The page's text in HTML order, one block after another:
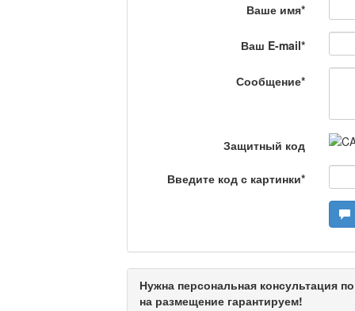
На полицейской
Еженедельный обзор
Люди в кадре
Актуальный
Кто поможет
Ваше имя*
Ваш E-mail*
Сообщение*
Защитный код
Введите код с картинки*
Нужна персональная консультация
на размещение гарантируем!